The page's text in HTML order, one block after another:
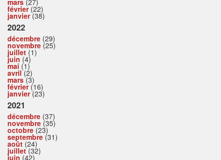
mars(27)
février(22)
janvier(38)
2022
décembre (29)
novembre (25)
juillet (1)
juin (4)
mai (1)
avril(2)
mars(3)
février(16)
janvier(23)
2021
décembre (37)
novembre (35)
octobre (23)
septembre (31)
août (24)
juillet(32)
juin (42)